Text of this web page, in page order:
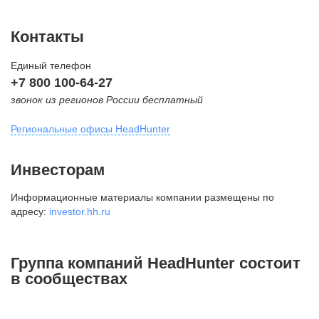
Контакты
Единый телефон
+7 800 100-64-27
звонок из регионов России бесплатный
Региональные офисы HeadHunter
внутригородская территория
Муниципальный округ Тверской,
2-я Брестская ул., д. 48,
+7 495 980-64-27
Инвесторам
Информационные материалы компании размещены по
адресу: investor.hh.ru
Группа компаний HeadHunter состоит
в сообществах